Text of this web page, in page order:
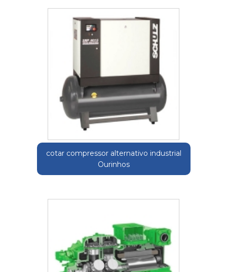
cotar compressor alternativo industrial
Ourinhos